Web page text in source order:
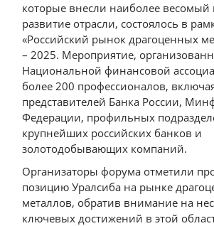
которые внесли наиболее весомый
развитие отрасли, состоялось в
«Российский рынок драгоценных
– 2025. Мероприятие,
Национальной финансовой
более 200 профессионалов,
представителей Банка России,
Федерации, профильных
крупнейших российских банков и
золотодобывающих компаний.
Организаторы форума отметили
позицию Уралсиба на рынке
металлов, обратив внимание на
ключевых достижений в этой